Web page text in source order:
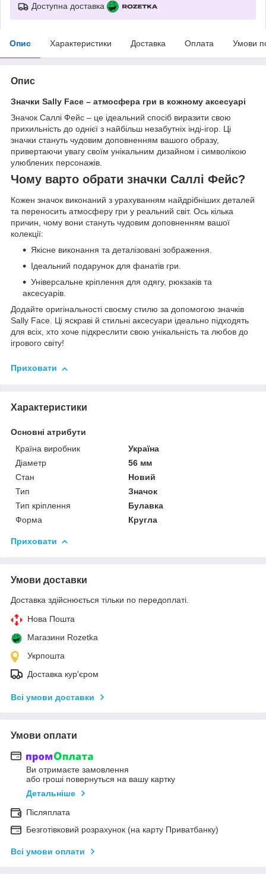
Доступна доставка
Опис Характеристики Доставка Оплата Умови
Опис
Значки Sally Face – атмосфера гри в кожному аксесуарі
Значок Саллі Фейс – це ідеальний спосіб виразити свою
прихильність до однієї з найбільш незабутніх інді-ігор. Ці
значки стануть чудовим доповненням вашого образу,
привертаючи увагу своїм унікальним дизайном і символікою
улюблених персонажів.
Чому варто обрати значки Саллі Фейс?
Кожен значок виконаний з урахуванням найдрібніших деталей
та переносить атмосферу гри у реальний світ. Ось кілька
причин, чому вони стануть чудовим доповненням вашої
колекції:
Якісне виконання та деталізовані зображення.
Ідеальний подарунок для фанатів гри.
Універсальне кріплення для одягу, рюкзаків та
аксесуарів.
Додайте оригінальності своєму стилю за допомогою значків
Sally Face. Ці яскраві й стильні аксесуари ідеально підходять
для всіх, хто хоче підкреслити свою унікальність та любов до
ігрового світу!
Приховати
Характеристики
Основні атрибути
Країна виробник
Україна
Діаметр
56 мм
Стан
Новий
Тип
Значок
Тип кріплення
Булавка
Форма
Кругла
Приховати
Умови доставки
Доставка здійснюється тільки по передоплаті.
Нова Пошта
Магазини Rozetka
Укрпошта
Доставка кур'єром
Всі умови доставки
Умови оплати
Ви отримаєте замовлення
або гроші повернуться на вашу картку
Детальніше
Післяплата
Безготівковий розрахунок (на карту Приватбанку)
Всі умови оплати